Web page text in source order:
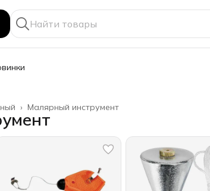
Малярный инструмент
›